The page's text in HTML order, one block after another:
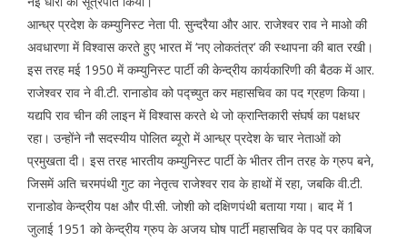
आन्ध्र प्रदेश के कम्युनिस्ट नेता पी. सुन्दरैया और आर. राजेश्वर राव ने माओ की
अवधारणा में विश्वास करते हुए भारत में ‘नए लोकतंत्र‘ की स्थापना की बात रखी।
इस तरह मई 1950 में कम्युनिस्ट पार्टी की केन्द्रीय कार्यकारिणी की बैठक में आर.
राजेश्वर राव ने वी.टी. रानाडोव को पद्च्युत कर महासचिव का पद ग्रहण किया।
यद्यपि राव चीन की लाइन में विश्वास करते थे जो क्रान्तिकारी संघर्ष का पक्षधर
रहा। उन्होंने नौ सदस्यीय पोलित ब्यूरो में आन्ध्र प्रदेश के चार नेताओं को
प्रमुखता दी। इस तरह भारतीय कम्युनिस्ट पार्टी के भीतर तीन तरह के ग्रुप बने,
जिसमें अति चरमपंथी गुट का नेतृत्व राजेश्वर राव के हाथों में रहा, जबकि वी.टी.
रानाडोव केन्द्रीय पक्ष और पी.सी. जोशी को दक्षिणपंथी बताया गया। बाद में 1
जुलाई 1951 को केन्द्रीय ग्रुप के अजय घोष पार्टी महासचिव के पद पर काबिज